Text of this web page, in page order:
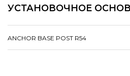
УСТАНОВОЧНОЕ
ANCHOR BASE POST R54